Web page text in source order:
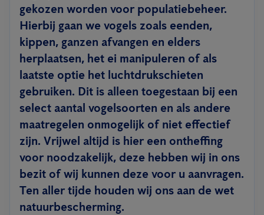
gekozen worden voor populatiebeheer.
Hierbij gaan we vogels zoals eenden,
kippen, ganzen afvangen en elders
herplaatsen, het ei manipuleren of als
laatste optie het luchtdrukschieten
gebruiken. Dit is alleen toegestaan bij een
select aantal vogelsoorten en als andere
maatregelen onmogelijk of niet effectief
zijn. Vrijwel altijd is hier een ontheffing
voor noodzakelijk, deze hebben wij in ons
bezit of wij kunnen deze voor u aanvragen.
Ten aller tijde houden wij ons aan de wet
natuurbescherming.